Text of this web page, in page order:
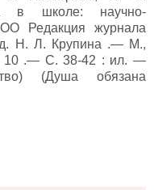
в школе: научно-
Редакция журнала
Н. Л. Крупина .— М.,
.— С. 38-42 : ил. —
(Душа обязана